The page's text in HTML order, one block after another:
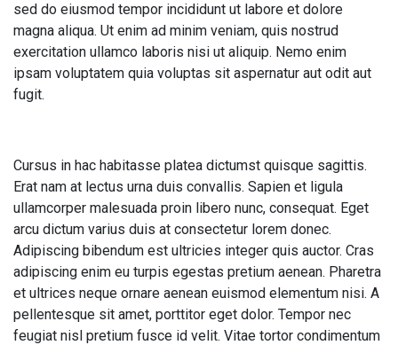
sed do eiusmod tempor incididunt ut labore et dolore
magna aliqua. Ut enim ad minim veniam, quis nostrud
exercitation ullamco laboris nisi ut aliquip. Nemo enim
ipsam voluptatem quia voluptas sit aspernatur aut odit aut
fugit.
Cursus in hac habitasse platea dictumst quisque sagittis.
Erat nam at lectus urna duis convallis. Sapien et ligula
ullamcorper malesuada proin libero nunc, consequat. Eget
arcu dictum varius duis at consectetur lorem donec.
Adipiscing bibendum est ultricies integer quis auctor. Cras
adipiscing enim eu turpis egestas pretium aenean. Pharetra
et ultrices neque ornare aenean euismod elementum nisi. A
pellentesque sit amet, porttitor eget dolor. Tempor nec
feugiat nisl pretium fusce id velit. Vitae tortor condimentum